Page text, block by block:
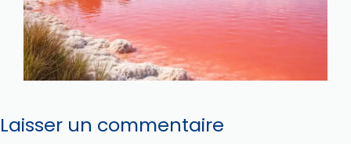
Laisser un commentaire